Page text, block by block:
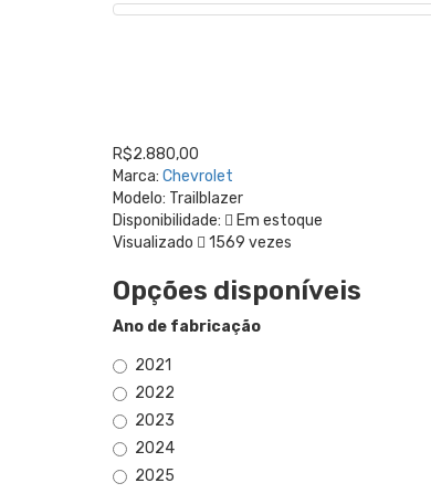
R$2.880,00
Marca: Chevrolet
Modelo: Trailblazer
Disponibilidade:
Em estoque
Visualizado
1569 vezes
Opções disponíveis
Ano de fabricação
2021
2022
2023
2024
2025